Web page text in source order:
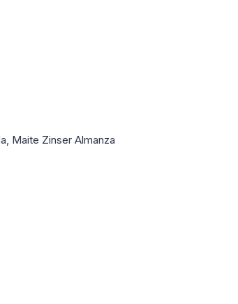
Maite Zinser Almanza